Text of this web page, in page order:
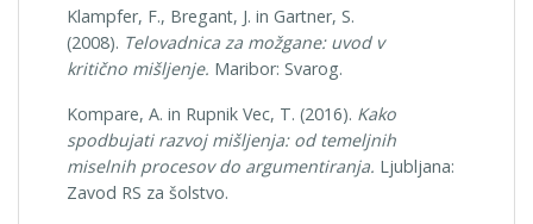
Klampfer, F., Bregant, J. in Gartner, S.
(2008). Telovadnica za možgane: uvod v
kritično mišljenje. Maribor: Svarog.
Kompare, A. in Rupnik Vec, T. (2016). Kako
spodbujati razvoj mišljenja: od temeljnih
miselnih procesov do argumentiranja. Ljubljana:
Zavod RS za šolstvo.